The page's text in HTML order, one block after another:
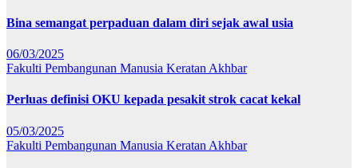
Bina semangat perpaduan dalam diri sejak awal usia
06/03/2025
Fakulti Pembangunan Manusia Keratan Akhbar
Perluas definisi OKU kepada pesakit strok cacat kekal
05/03/2025
Fakulti Pembangunan Manusia Keratan Akhbar